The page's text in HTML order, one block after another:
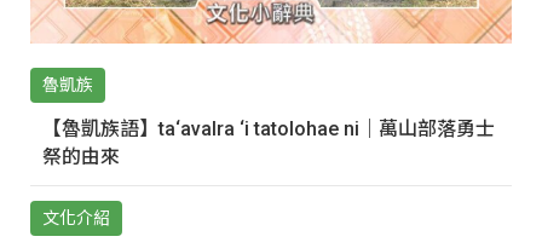
魯凱族
【魯凱族語】ta‘avalra ‘i tatolohae ni｜萬山部落勇士
祭的由來
文化介紹